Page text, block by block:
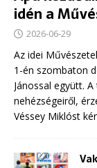
idén a
2026-06-29
Az idei
1-én szombaton
Jánossal együtt.
nehézségeiről,
Véssey Miklóst